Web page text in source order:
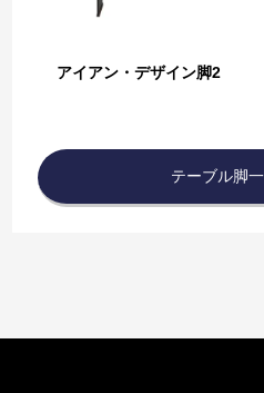
アイアン・デザイン脚2
テーブル脚